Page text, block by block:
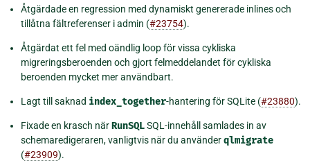
Åtgärdade en regression med dynamiskt genererade inlines och
tillåtna fältreferenser i admin (#23754).
Åtgärdat ett fel med oändlig loop för vissa cykliska
migreringsberoenden och gjort felmeddelandet för cykliska
beroenden mycket mer användbart.
Lagt till saknad index_together-hantering för SQLite (#23880).
Fixade en krasch närRunSQLSQL-innehåll samlades in av
schemaredigeraren, vanligtvis när du använderqlmigrate
(#23909).